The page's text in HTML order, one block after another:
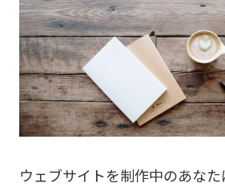
ウェブサイトを制作中のあな